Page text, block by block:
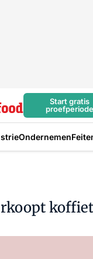
Start gratis
proefperiode
Ondernemen